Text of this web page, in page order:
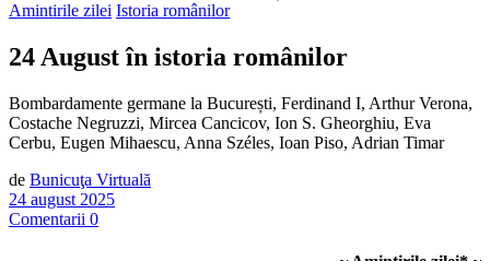
Amintirile zilei Istoria românilor
24 August în istoria românilor
Bombardamente germane la București, Ferdinand I, Arthur Verona,
Costache Negruzzi, Mircea Cancicov, Ion S. Gheorghiu, Eva
Cerbu, Eugen Mihaescu, Anna Széles, Ioan Piso, Adrian Timar
de Bunicuţa Virtuală
24 august 2025
Comentarii 0